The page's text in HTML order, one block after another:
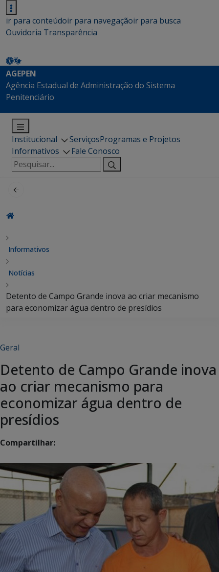
ir para conteúdoir para navegaçãoir para busca
Ouvidoria Transparência
AGEPEN
Agência Estadual de Administração do Sistema
Penitenciário
Institucional ServiçosProgramas e Projetos
Informativos
Fale Conosco
Pesquisar
por:
Informativos
Notícias
Detento de Campo Grande inova ao criar mecanismo
para economizar água dentro de presídios
Geral
Detento de Campo Grande inova
ao criar mecanismo para
economizar água dentro de
presídios
Compartilhar: